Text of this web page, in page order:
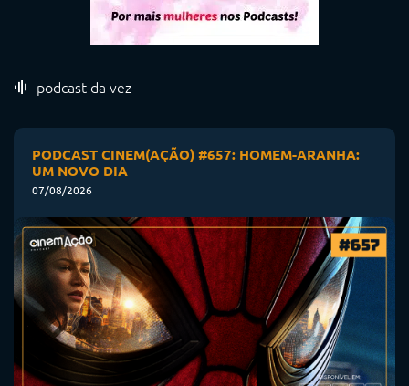
podcast da vez
PODCAST CINEM(AÇÃO) #657: HOMEM-ARANHA:
UM NOVO DIA
07/08/2026